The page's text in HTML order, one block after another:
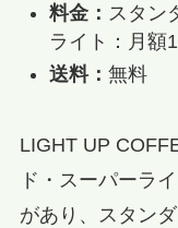
料金： スタン
ライト：月額
送料： 無料
LIGHT UP
ド・スーパーラ
があり、スタン